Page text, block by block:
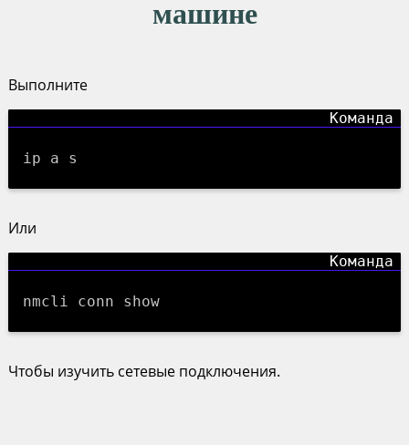
машине
Выполните
ip a s
Или
nmcli conn show
Чтобы изучить сетевые подключения.